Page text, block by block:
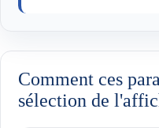
Comment ces
sélection de